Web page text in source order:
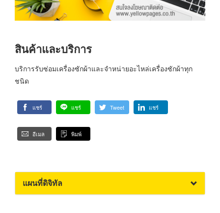
สินค้าและบริการ
บริการรับซ่อมเครื่องซักผ้าและจำหน่ายอะไหล่เครื่องซักผ้าทุก
ชนิด
แชร์ แชร์ Tweet แชร์
อีเมล พิมพ์
แผนที่ดิจิทัล